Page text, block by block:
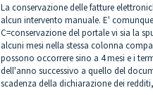
La conservazione delle fatture
alcun intervento manuale. E'
C=conservazione del portale vi sia la
alcuni mesi nella stessa colonna
possono occorrere sino a 4 mesi e i
dell'anno successivo a quello del
scadenza della dichiarazione dei